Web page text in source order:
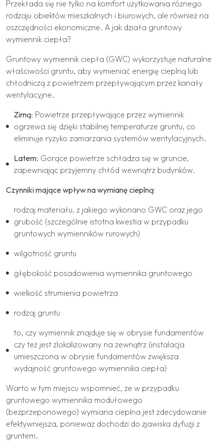
Przekłada się nie tylko na komfort użytkowania różnego
rodzaju obiektów mieszkalnych i biurowych, ale również na
oszczędności ekonomiczne. A jak działa gruntowy
wymiennik ciepła?
Gruntowy wymiennik ciepła (GWC) wykorzystuje naturalne
właściwości gruntu, aby wymieniać energię cieplną lub
chłodniczą z powietrzem przepływającym przez kanały
wentylacyjne.
Zimą: Powietrze przepływające przez wymiennik
ogrzewa się dzięki stabilnej temperaturze gruntu, co
eliminuje ryzyko zamarzania systemów wentylacyjnych.
Latem: Gorące powietrze schładza się w gruncie,
zapewniając przyjemny chłód wewnątrz budynków.
Czynniki mające wpływ na wymianę cieplną:
rodzaj materiału, z jakiego wykonano GWC oraz jego
grubość (szczególnie istotna kwestia w przypadku
gruntowych wymienników rurowych)
wilgotność gruntu
głębokość posadowienia wymiennika gruntowego
wielkość strumienia powietrza
rodzaj gruntu
to, czy wymiennik znajduje się w obrysie fundamentów
czy też jest zlokalizowany na zewnątrz (instalacja
umieszczona w obrysie fundamentów zwiększa
wydajność gruntowego wymiennika ciepła)
Warto w tym miejscu wspomnieć, że w przypadku
gruntowego wymiennika modułowego
(bezprzeponowego) wymiana cieplna jest zdecydowanie
efektywniejsza, ponieważ dochodzi do zjawiska dyfuzji z
gruntem.